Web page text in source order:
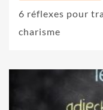
6 réflexes pour
charisme